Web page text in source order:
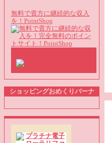
無料で貴方に継続的な収入
を！PointShop
ショッピングおめくりバーナ